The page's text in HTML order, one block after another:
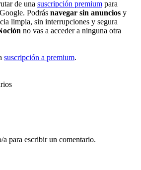
de una suscripción premium para
Podrás navegar sin anuncios y
limpia, sin interrupciones y segura
no vas a acceder a ninguna otra
suscripción a premium.
a para escribir un comentario.